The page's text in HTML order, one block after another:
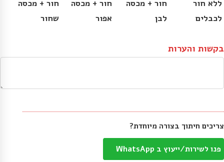
ללא חור
לכבלים
חור + מכסה
לבן
חור + מכסה
אפור
חור + מכסה
שחור
בקשות והערות
צריכים חיתוך בצורה מיוחדת?
פנו לשירות/ייעוץ ב WhatsApp